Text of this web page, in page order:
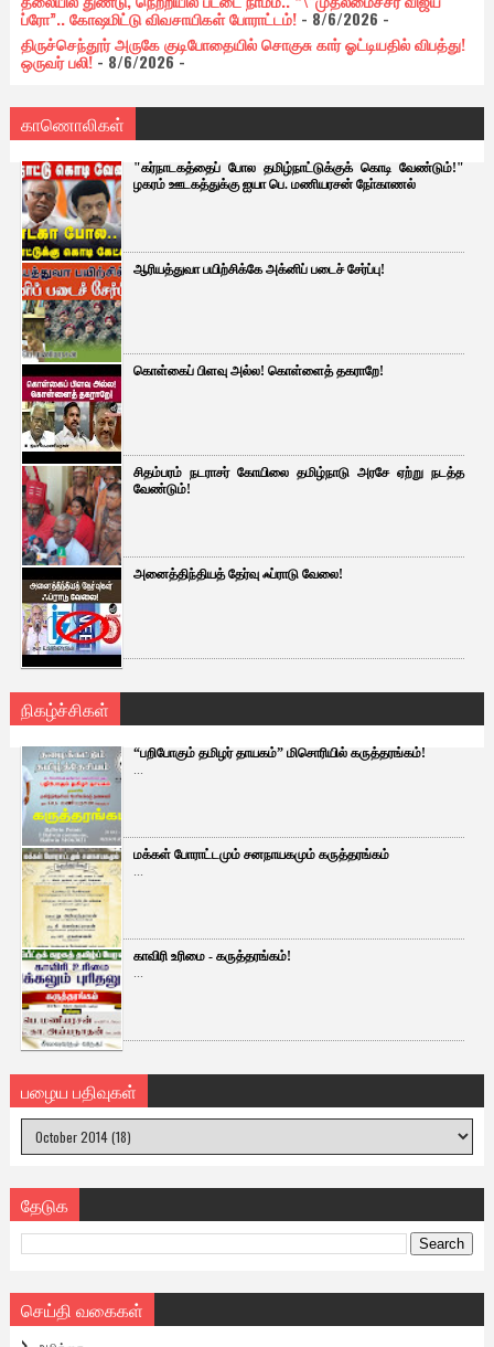
ப்ரோ”.. கோஷமிட்டு விவசாயிகள் போராட்டம்!- 8/6/2026 -
திருச்செந்தூர் அருகே குடிபோதையில் சொகுசு கார் ஓட்டியதில் விபத்து!
ஒருவர் பலி!- 8/6/2026-
காணொலிகள்
"கர்நாடகத்தைப் போல தமிழ்நாட்டுக்குக் கொடி வேண்டும்!"
ழகரம் ஊடகத்துக்கு ஐயா பெ. மணியரசன் நோ்காணல்
ஆரியத்துவா பயிற்சிக்கே அக்னிப் படைச் சேர்ப்பு!
கொள்கைப் பிளவு அல்ல! கொள்ளைத் தகராறே!
சிதம்பரம் நடராசர் கோயிலை தமிழ்நாடு அரசே ஏற்று நடத்த
வேண்டும்!
அனைத்திந்தியத் தேர்வு ஃப்ராடு வேலை!
நிகழ்ச்சிகள்
“பறிபோகும் தமிழர் தாயகம்” மிசொரியில் கருத்தரங்கம்!
...
மக்கள் போராட்டமும் சனநாயகமும் கருத்தரங்கம்
...
காவிரி உரிமை - கருத்தரங்கம்!
...
பழைய பதிவுகள்
தேடுக
செய்தி வகைகள்